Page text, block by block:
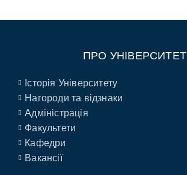
ПРО УНІВЕРСИТЕТ
Історія Університету
Нагороди та відзнаки
Адміністрація
Факультети
Кафедри
Вакансії